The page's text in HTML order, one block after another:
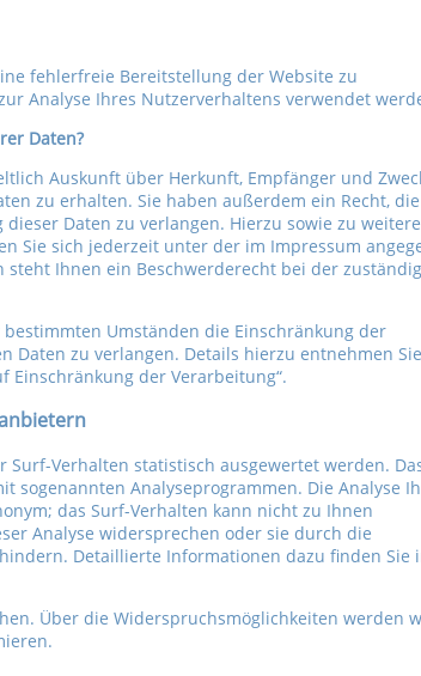
fehlerfreie Bereitstellung der Website zu
Analyse Ihres Nutzerverhaltens verwendet
Daten?
Auskunft über Herkunft, Empfänger und
zu erhalten. Sie haben außerdem ein Recht, die
Daten zu verlangen. Hierzu sowie zu
Sie sich jederzeit unter der im Impressum
steht Ihnen ein Beschwerderecht bei der
Umständen die Einschränkung der
Daten zu verlangen. Details hierzu entnehmen
Einschränkung der Verarbeitung“.
Surf-Verhalten statistisch ausgewertet werden.
sogenannten Analyseprogrammen. Die Analyse
das Surf-Verhalten kann nicht zu Ihnen
Analyse widersprechen oder sie durch die
Detaillierte Informationen dazu finden Sie
Über die Widerspruchsmöglichkeiten werden